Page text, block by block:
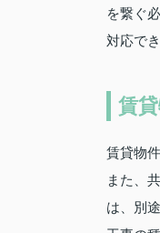
を繋ぐ
対応で
賃
賃貸物
また、
は、別